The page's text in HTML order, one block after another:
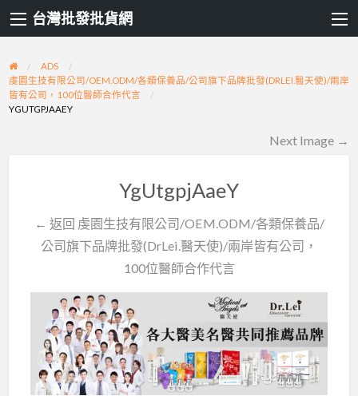
台灣批發批貨網
ADS
虔園生技有限公司/OEM.ODM/各類保養品/公司旗下品牌批發(DRLEI.醫天使)/兩岸
皆有公司，100位醫師合作代言
YGUTGPJAAEY
Next Image →
YgUtgpjAaeY
← 返回 虔園生技有限公司/OEM.ODM/各類保養品/
公司旗下品牌批發(DrLei.醫天使)/兩岸皆有公司，
100位醫師合作代言